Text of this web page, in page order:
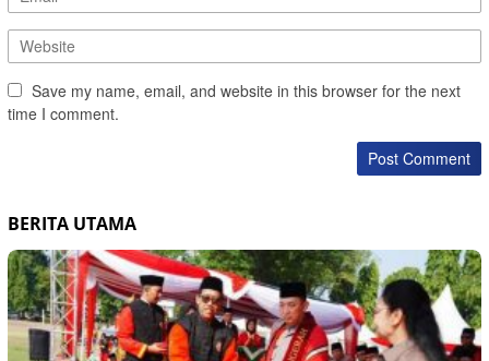
Save my name, email, and website in this browser for the next
time I comment.
BERITA UTAMA